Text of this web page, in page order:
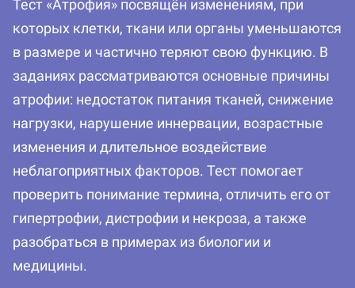
Тест «Атрофия» посвящён изменениям, при
которых клетки, ткани или органы уменьшаются
в размере и частично теряют свою функцию. В
заданиях рассматриваются основные причины
атрофии: недостаток питания тканей, снижение
нагрузки, нарушение иннервации, возрастные
изменения и длительное воздействие
неблагоприятных факторов. Тест помогает
проверить понимание термина, отличить его от
гипертрофии, дистрофии и некроза, а также
разобраться в примерах из биологии и
медицины.